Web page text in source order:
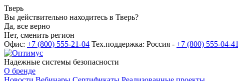
Тверь
Вы действительно находитесь в Тверь?
Да, все верно
Нет, сменить регион
Офис: +7 (800) 555-21-04 Тех.поддержка: Россия - +7 (800) 555-04-41
Надежные системы безопасности
О бренде